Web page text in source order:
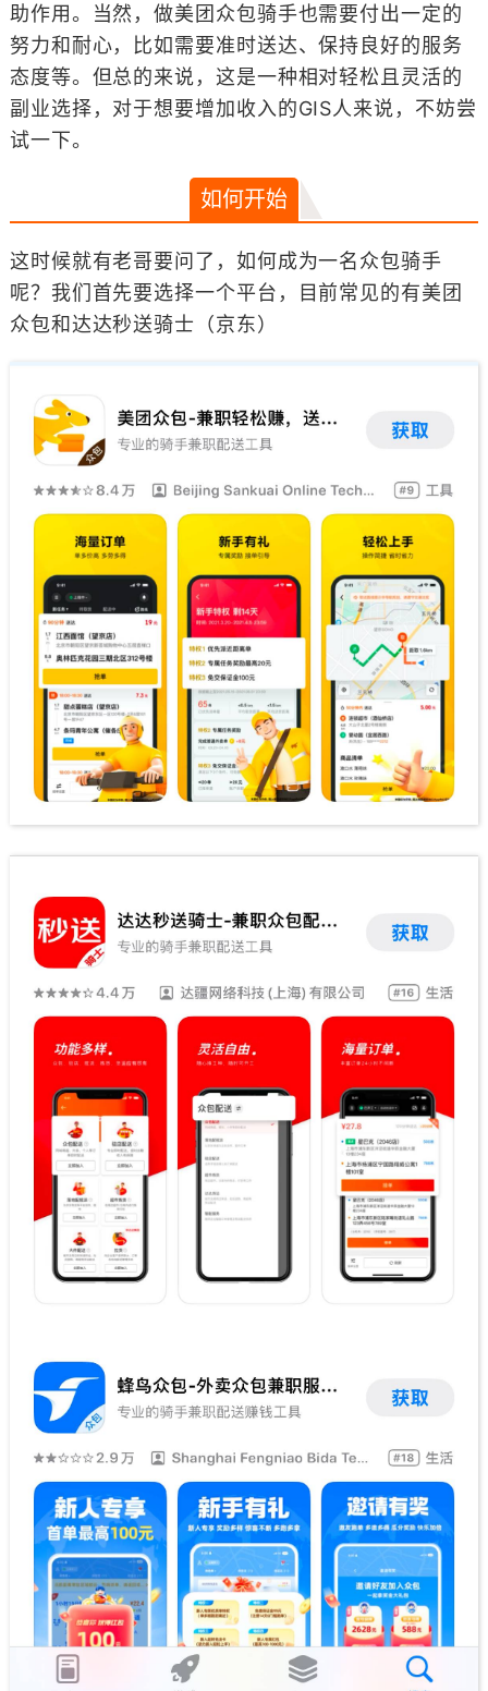
助作用。当然，做美团众包骑手也需要付出一定的
努力和耐心，比如需要准时送达、保持良好的服务
态度等。但总的来说，这是一种相对轻松且灵活的
副业选择，对于想要增加收入的GIS人来说，不妨尝
试一下。
如何开始
这时候就有老哥要问了，如何成为一名众包骑手
呢？我们首先要选择一个平台，目前常见的有美团
众包和达达秒送骑士（京东）